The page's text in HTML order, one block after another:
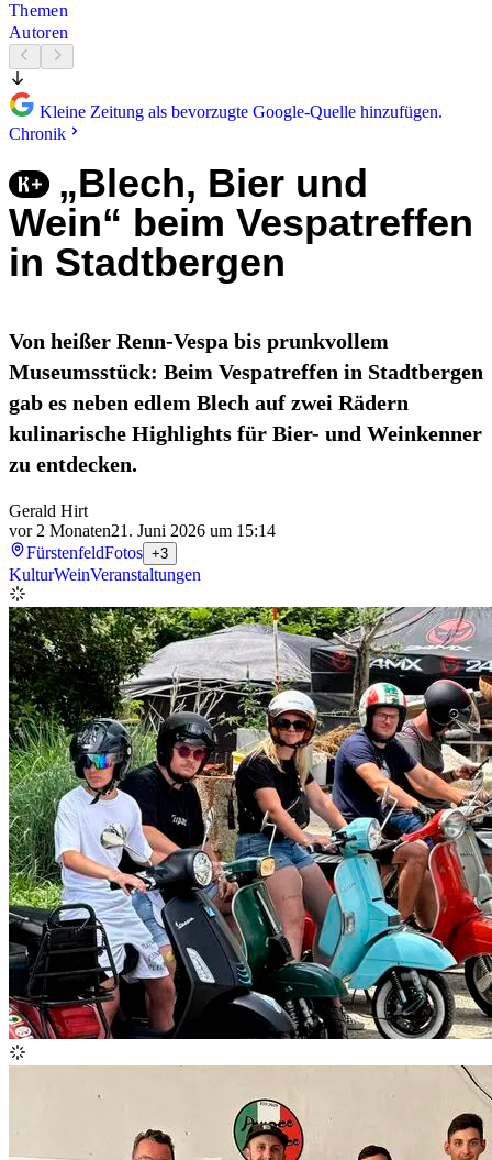
Themen
Autoren
Kleine Zeitung als bevorzugte Google-Quelle hinzufügen.
Chronik
„Blech, Bier und
Wein“ beim Vespatreffen
in Stadtbergen
Von heißer Renn-Vespa bis prunkvollem
Museumsstück: Beim Vespatreffen in Stadtbergen
gab es neben edlem Blech auf zwei Rädern
kulinarische Highlights für Bier- und Weinkenner
zu entdecken.
Gerald Hirt
vor 2 Monaten21. Juni 2026 um 15:14
FürstenfeldFotos +3
KulturWeinVeranstaltungen